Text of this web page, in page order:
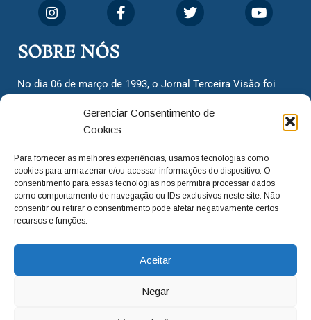
Gerenciar Consentimento de
Cookies
Para fornecer as melhores experiências, usamos tecnologias como
cookies para armazenar e/ou acessar informações do dispositivo. O
consentimento para essas tecnologias nos permitirá processar dados
como comportamento de navegação ou IDs exclusivos neste site. Não
consentir ou retirar o consentimento pode afetar negativamente certos
recursos e funções.
Aceitar
Negar
SOBRE NÓS
No dia 06 de março de 1993, o Jornal Terceira Visão foi
cidadãos valinhenses, já que naquela época só existiam
dois jornais. Há mais de 30 anos, o jornal continua
com o foco de trazer as melhores notícias. Nunca
deixamos de lado as necessidades do cidadão, sempre
questionando os órgãos públicos em busca de melhorias
para a cidade e sempre cobrando resoluções para casos
adm@jtv.com.br
(19) 3929-6225